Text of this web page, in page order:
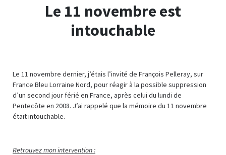
Le 11 novembre est
intouchable
Le 11 novembre dernier, j’étais l’invité de François Pelleray, sur
France Bleu Lorraine Nord, pour réagir à la possible suppression
d’un second jour férié en France, après celui du lundi de
Pentecôte en 2008. J’ai rappelé que la mémoire du 11 novembre
était intouchable.
Retrouvez mon intervention :